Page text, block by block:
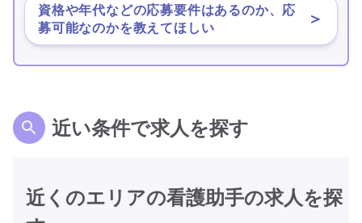
資格や年代などの応募要件はあるのか、応
募可能なのかを教えてほしい
＞
近い条件で求人を探す
近くのエリアの看護助手の求人を探